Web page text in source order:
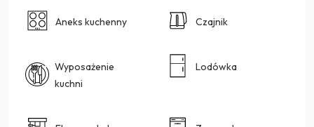
Aneks kuchenny Czajnik
Wyposażenie
kuchni
Lodówka